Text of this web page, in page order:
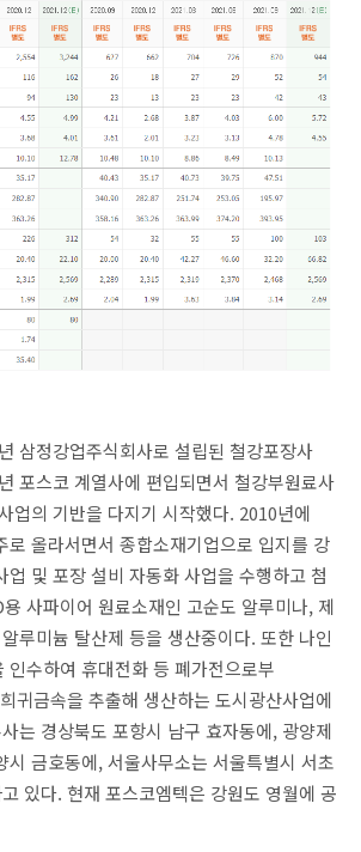
삼정강업주식회사로 설립된 철강포장사
포스코 계열사에 편입되면서 철강부원료사
업의 기반을 다지기 시작했다. 2010년에
로 올라서면서 종합소재기업으로 입지를 강
업 및 포장 설비 자동화 사업을 수행하고 첨
사파이어 원료소재인 고순도 알루미나, 제
루미늄 탈산제 등을 생산중이다. 또한 나인
인수하여 휴대전화 등 폐가전으로부
귀금속을 추출해 생산하는 도시광산사업에
는 경상북도 포항시 남구 효자동에, 광양제
시 금호동에, 서울사무소는 서울특별시 서초
있다. 현재 포스코엠텍은 강원도 영월에 공